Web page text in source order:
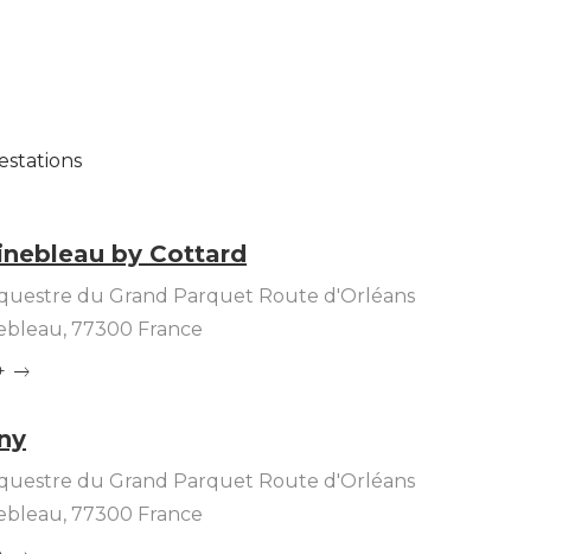
by Cottard
du Grand Parquet Route d'Orléans
, 77300 France
du Grand Parquet Route d'Orléans
, 77300 France